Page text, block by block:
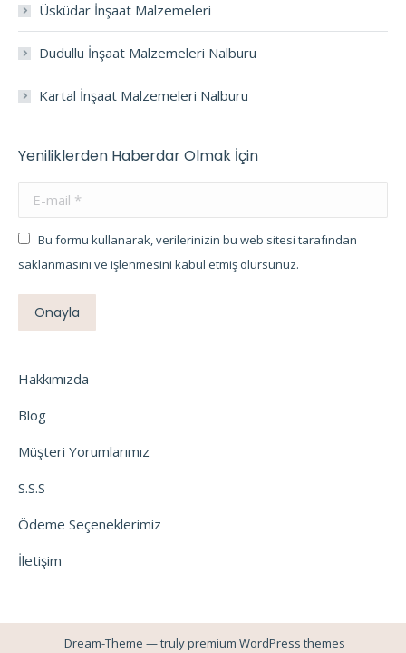
Üsküdar İnşaat Malzemeleri
Dudullu İnşaat Malzemeleri Nalburu
Kartal İnşaat Malzemeleri Nalburu
Yeniliklerden Haberdar Olmak İçin
E-mail *
Bu formu kullanarak, verilerinizin bu web sitesi tarafından
saklanmasını ve işlenmesini kabul etmiş olursunuz.
Onayla
Hakkımızda
Blog
Müşteri Yorumlarımız
S.S.S
Ödeme Seçeneklerimiz
İletişim
Dream-Theme — trulypremium WordPress themes